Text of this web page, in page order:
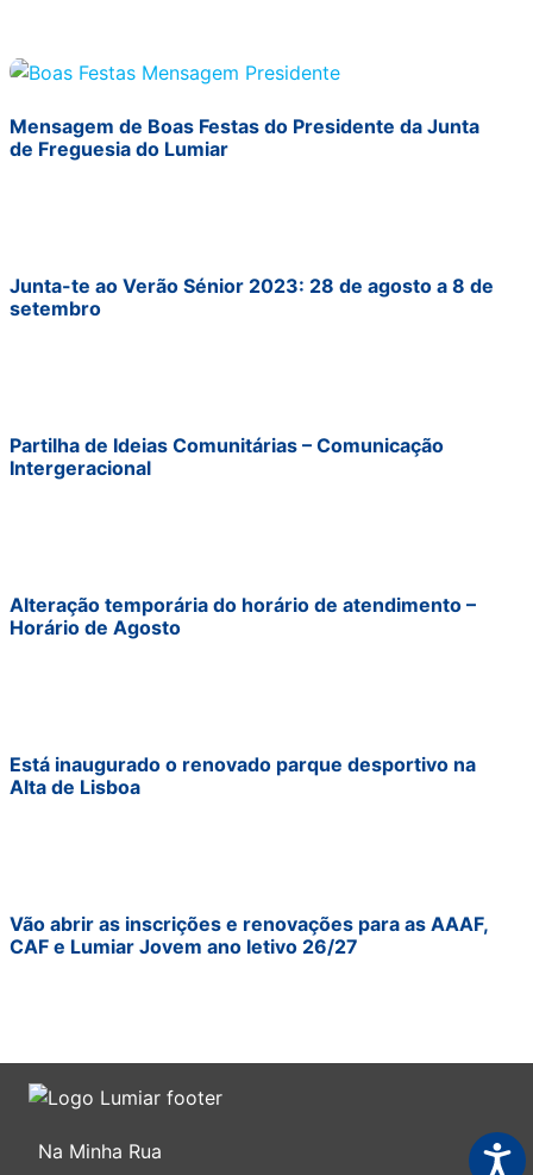
Mensagem de Boas Festas do Presidente da Junta
de Freguesia do Lumiar
Junta-te ao Verão Sénior 2023: 28 de agosto a 8 de
setembro
Partilha de Ideias Comunitárias – Comunicação
Intergeracional
Alteração temporária do horário de atendimento –
Horário de Agosto
Está inaugurado o renovado parque desportivo na
Alta de Lisboa
Vão abrir as inscrições e renovações para as AAAF,
CAF e Lumiar Jovem ano letivo 26/27
Na Minha Rua